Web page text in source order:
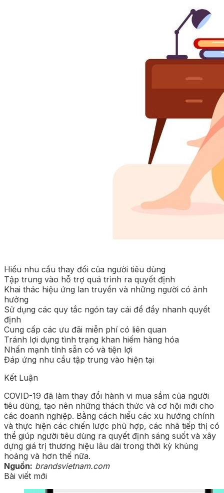
Hiểu nhu cầu thay đổi của người tiêu dùng
Tập trung vào hỗ trợ quá trình ra quyết định
Khai thác hiệu ứng lan truyền và những người có ảnh
hưởng
Sử dụng các quy tắc ngón tay cái để đẩy nhanh quyết
định
Cung cấp các ưu đãi miễn phí có liên quan
Tránh lợi dụng tình trạng khan hiếm hàng hóa
Nhấn mạnh tính sẵn có và tiện lợi
Đáp ứng nhu cầu tập trung vào hiện tại
Kết Luận
COVID-19 đã làm thay đổi hành vi mua sắm của người
tiêu dùng, tạo nên những thách thức và cơ hội mới cho
các doanh nghiệp. Bằng cách hiểu các xu hướng chính
và thực hiện các chiến lược phù hợp, các nhà tiếp thị có
thể giúp người tiêu dùng ra quyết định sáng suốt và xây
dựng giá trị thương hiệu lâu dài trong thời kỳ khủng
hoảng và hơn thế nữa.
Nguồn: brandsvietnam.com
Bài viết mới